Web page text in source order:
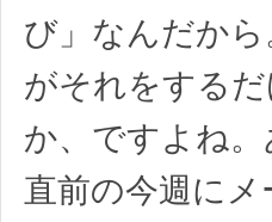
び」なんだか
がそれをする
か、ですよね
直前の今週に